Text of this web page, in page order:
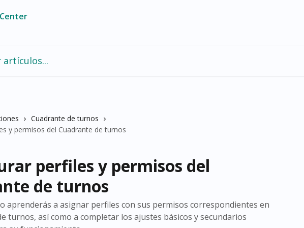
Cuadrante de turnos
y permisos del Cuadrante de turnos
perfiles y permisos del
de turnos
aprenderás a asignar perfiles con sus permisos correspondientes en
turnos, así como a completar los ajustes básicos y secundarios